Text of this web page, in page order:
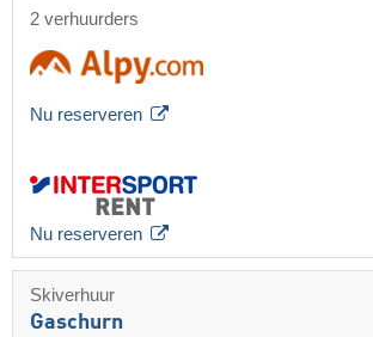
2 verhuurders
Nu reserveren
Nu reserveren
Skiverhuur
Gaschurn